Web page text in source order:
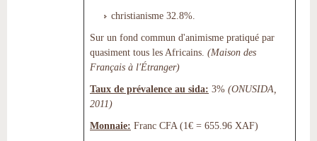
christianisme 32.8%.
Sur un fond commun d'animisme pratiqué par
quasiment tous les Africains. (Maison des
Français à l'Étranger)
Taux de prévalence au sida: 3% (ONUSIDA,
2011)
Monnaie: Franc CFA (1€ = 655.96 XAF)